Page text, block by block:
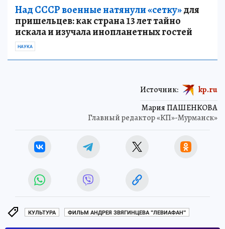
Над СССР военные натянули «сетку»для
пришельцев: как страна 13 лет тайно
искала и изучала инопланетных гостей
НАУКА
Мария ПАШЕНКОВА
Главный редактор «КП»-Мурманск»
Источник: kp.ru
КУЛЬТУРА ФИЛЬМ АНДРЕЯ ЗВЯГИНЦЕВА "ЛЕВИАФАН"